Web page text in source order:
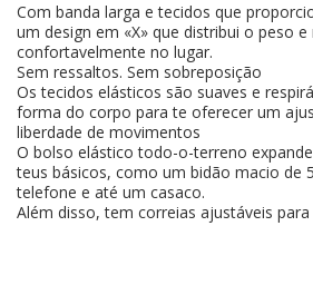
Com banda larga e tecidos que
um design em «X» que distribui o peso
confortavelmente no lugar.
Sem ressaltos. Sem sobreposição
Os tecidos elásticos são suaves e
forma do corpo para te oferecer um
liberdade de movimentos
O bolso elástico todo-o-terreno
teus básicos, como um bidão macio de
telefone e até um casaco.
Além disso, tem correias ajustáveis